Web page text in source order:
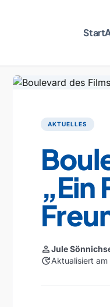
Start
AKTUELLES
„Ein
personJule
updateAktualisiert am